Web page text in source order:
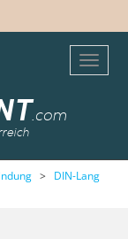
.com
>
DIN-Lang